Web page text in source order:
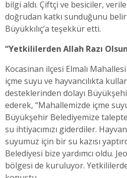
bilgi aldı. Çiftçi ve besiciler,
doğrudan katkı sunduğunu
Büyükkılıç’a teşekkür etti.
“Yetkililerden Allah Razı
Kocasinan ilçesi Elmalı
içme suyu ve hayvancılıkta
desteklerinden dolayı
ederek, “Mahallemizde içme suyu
Büyükşehir Belediyemize
su ihtiyacımızı giderdiler.
suyumuz için bir su kazısı
Belediyesi bize yardımcı oldu.
bölgesi de kuruluyor.